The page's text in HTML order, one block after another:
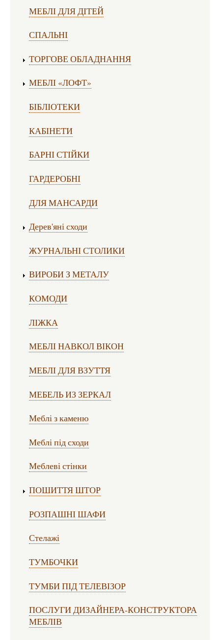
МЕБЛІ ДЛЯ ДІТЕЙ
СПАЛЬНІ
ТОРГОВЕ ОБЛАДНАННЯ
МЕБЛІ «ЛОФТ»
БІБЛІОТЕКИ
КАБІНЕТИ
БАРНІ СТІЙКИ
ГАРДЕРОБНІ
ДЛЯ МАНСАРДИ
Дерев'яні сходи
ЖУРНАЛЬНІ СТОЛИКИ
ВИРОБИ З МЕТАЛУ
КОМОДИ
ЛІЖКА
МЕБЛІ НАВКОЛ ВІКОН
МЕБЛІ ДЛЯ ВЗУТТЯ
МЕБЕЛЬ ИЗ ЗЕРКАЛ
Меблі з каменю
Меблі під сходи
Меблеві стінки
ПОШИТТЯ ШТОР
РОЗПАШНІ ШАФИ
Стелажі
ТУМБОЧКИ
ТУМБИ ПІД ТЕЛЕВІЗОР
ПОСЛУГИ ДИЗАЙНЕРА-КОНСТРУКТОРА
МЕБЛІВ